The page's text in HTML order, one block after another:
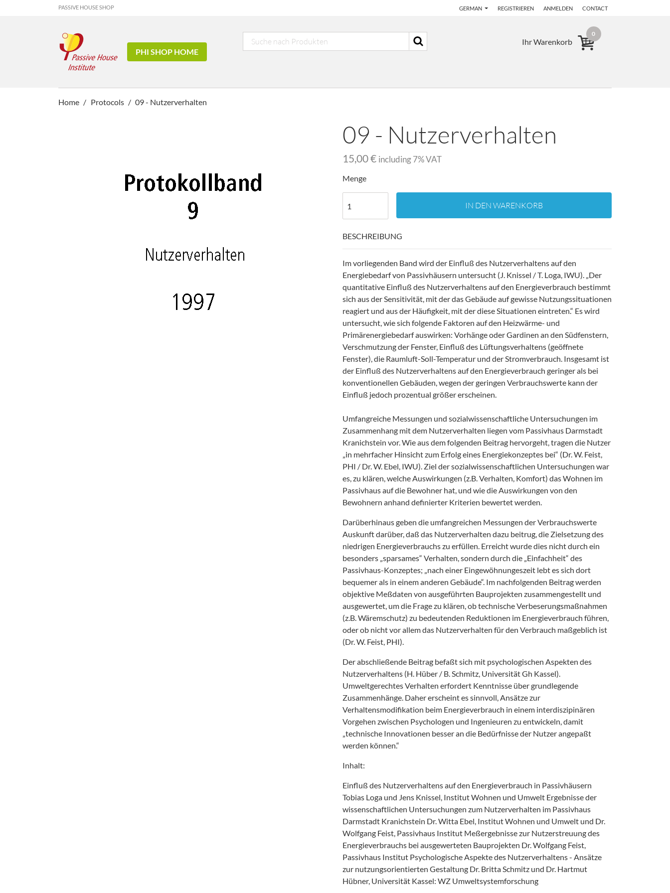
PASSIVE HOUSE SHOP GERMAN REGISTRIEREN ANMELDEN CONTACT
PHI SHOP HOME
Ihr Warenkorb
0
Home Protocols 09 - Nutzerverhalten
09 - Nutzerverhalten
15,00 € including 7% VAT
Menge
IN DEN WARENKORB
BESCHREIBUNG
Im vorliegenden Band wird der Einfluß des Nutzerverhaltens auf den
Energiebedarf von Passivhäusern untersucht (J. Knissel / T. Loga, IWU). „Der
quantitative Einfluß des Nutzerverhaltens auf den Energieverbrauch bestimmt
sich aus der Sensitivität, mit der das Gebäude auf gewisse Nutzungssituationen
reagiert und aus der Häufigkeit, mit der diese Situationen eintreten.“ Es wird
untersucht, wie sich folgende Faktoren auf den Heizwärme- und
Primärenergiebedarf auswirken: Vorhänge oder Gardinen an den Südfenstern,
Verschmutzung der Fenster, Einfluß des Lüftungsverhaltens (geöffnete
Fenster), die Raumluft-Soll-Temperatur und der Stromverbrauch. Insgesamt ist
der Einfluß des Nutzerverhaltens auf den Energieverbrauch geringer als bei
konventionellen Gebäuden, wegen der geringen Verbrauchswerte kann der
Einfluß jedoch prozentual größer erscheinen.
Umfangreiche Messungen und sozialwissenschaftliche Untersuchungen im
Zusammenhang mit dem Nutzerverhalten liegen vom Passivhaus Darmstadt
Kranichstein vor. Wie aus dem folgenden Beitrag hervorgeht, tragen die Nutzer
„in mehrfacher Hinsicht zum Erfolg eines Energiekonzeptes bei“ (Dr. W. Feist,
PHI / Dr. W. Ebel, IWU). Ziel der sozialwissenschaftlichen Untersuchungen war
es, zu klären, welche Auswirkungen (z.B. Verhalten, Komfort) das Wohnen im
Passivhaus auf die Bewohner hat, und wie die Auswirkungen von den
Bewohnern anhand definierter Kriterien bewertet werden.
Darüberhinaus geben die umfangreichen Messungen der Verbrauchswerte
Auskunft darüber, daß das Nutzerverhalten dazu beitrug, die Zielsetzung des
niedrigen Energieverbrauchs zu erfüllen. Erreicht wurde dies nicht durch ein
besonders „sparsames“ Verhalten, sondern durch die „Einfachheit“ des
Passivhaus-Konzeptes; „nach einer Eingewöhnungeszeit lebt es sich dort
bequemer als in einem anderen Gebäude“. Im nachfolgenden Beitrag werden
objektive Meßdaten von ausgeführten Bauprojekten zusammengestellt und
ausgewertet, um die Frage zu klären, ob technische Verbeserungsmaßnahmen
(z.B. Wäremschutz) zu bedeutenden Reduktionen im Energieverbrauch führen,
oder ob nicht vor allem das Nutzerverhalten für den Verbrauch maßgeblich ist
(Dr. W. Feist, PHI).
Der abschließende Beitrag befaßt sich mit psychologischen Aspekten des
Nutzerverhaltens (H. Hüber / B. Schmitz, Universität Gh Kassel).
Umweltgerechtes Verhalten erfordert Kenntnisse über grundlegende
Zusammenhänge. Daher erscheint es sinnvoll, Ansätze zur
Verhaltensmodifikation beim Energieverbrauch in einem interdiszipinären
Vorgehen zwischen Psychologen und Ingenieuren zu entwickeln, damit
„technische Innovationen besser an die Bedürfnisse der Nutzer angepaßt
werden können.“
Inhalt:
Einfluß des Nutzerverhaltens auf den Energieverbrauch in Passivhäusern
Tobias Loga und Jens Knissel, Institut Wohnen und Umwelt Ergebnisse der
wissenschaftlichen Untersuchungen zum Nutzerverhalten im Passivhaus
Darmstadt Kranichstein Dr. Witta Ebel, Institut Wohnen und Umwelt und Dr.
Wolfgang Feist, Passivhaus Institut Meßergebnisse zur Nutzerstreuung des
Energieverbrauchs bei ausgewerteten Bauprojekten Dr. Wolfgang Feist,
Passivhaus Institut Psychologische Aspekte des Nutzerverhaltens - Ansätze
zur nutzungsorientierten Gestaltung Dr. Britta Schmitz und Dr. Hartmut
Hübner, Universität Kassel: WZ Umweltsystemforschung